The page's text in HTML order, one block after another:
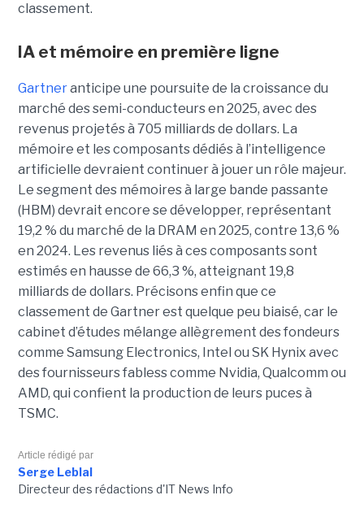
classement.
IA et mémoire en première ligne
Gartneranticipe une poursuite de la croissance du
marché des semi-conducteurs en 2025, avec des
revenus projetés à 705 milliards de dollars. La
mémoire et les composants dédiés à l’intelligence
artificielle devraient continuer à jouer un rôle majeur.
Le segment des mémoires à large bande passante
(HBM) devrait encore se développer, représentant
19,2 % du marché de la DRAM en 2025, contre 13,6 %
en 2024. Les revenus liés à ces composants sont
estimés en hausse de 66,3 %, atteignant 19,8
milliards de dollars. Précisons enfin que ce
classement de Gartner est quelque peu biaisé, car le
cabinet d’études mélange allègrement des fondeurs
comme Samsung Electronics, Intel ou SK Hynix avec
des fournisseurs fabless comme Nvidia, Qualcomm ou
AMD, qui confient la production de leurs puces à
TSMC.
Article rédigé par
Serge Leblal
Directeur des rédactions d'IT News Info